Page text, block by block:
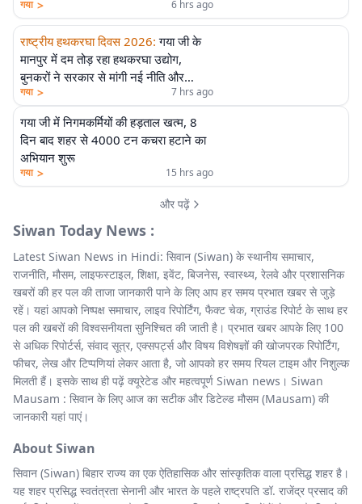
गया > 6 hrs ago
राष्ट्रीय हथकरघा दिवस 2026: गया जी के
मानपुर में दम तोड़ रहा हथकरघा उद्योग,
बुनकरों ने सरकार से मांगी नई नीति और
आर्थिक मदद
गया > 7 hrs ago
गया जी में निगमकर्मियों की हड़ताल खत्म, 8
दिन बाद शहर से 4000 टन कचरा हटाने का
अभियान शुरू
गया > 15 hrs ago
और पढ़ें
Siwan Today News :
Latest Siwan News in Hindi: सिवान (Siwan) के स्थानीय समाचार,
राजनीति, मौसम, लाइफस्टाइल, शिक्षा, इवेंट, बिजनेस, स्वास्थ्य, रेलवे और प्रशासनिक
खबरों की हर पल की ताजा जानकारी पाने के लिए आप हर समय प्रभात खबर से जुड़े
रहें। यहां आपको निष्पक्ष समाचार, लाइव रिपोर्टिंग, फैक्ट चेक, ग्राउंड रिपोर्ट के साथ हर
पल की खबरों की विश्वसनीयता सुनिश्चित की जाती है। प्रभात खबर आपके लिए 100
से अधिक रिपोर्टर्स, संवाद सूत्र, एक्सपर्ट्स और विषय विशेषज्ञों की खोजपरक रिपोर्टिंग,
फीचर, लेख और टिप्पणियां लेकर आता है, जो आपको हर समय रियल टाइम और निशुल्क
मिलती हैं। इसके साथ ही पढ़ें क्यूरेटेड और महत्वपूर्ण Siwan news। Siwan
Mausam : सिवान के लिए आज का सटीक और डिटेल्ड मौसम (Mausam) की
जानकारी यहां पाएं।
About Siwan
सिवान (Siwan) बिहार राज्य का एक ऐतिहासिक और सांस्कृतिक वाला प्रसिद्ध शहर है।
यह शहर प्रसिद्ध स्वतंत्रता सेनानी और भारत के पहले राष्ट्रपति डॉ. राजेंद्र प्रसाद की